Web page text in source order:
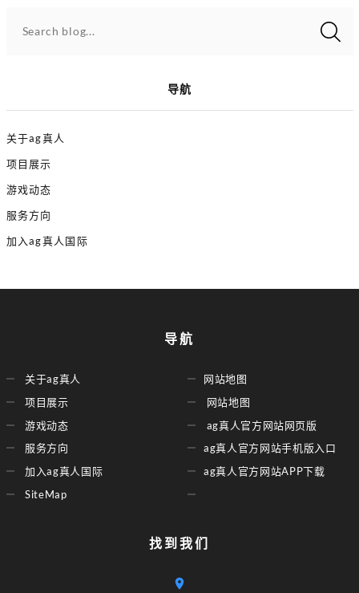
Search blog...
导航
关于ag真人
项目展示
游戏动态
服务方向
加入ag真人国际
导航
关于ag真人
项目展示
游戏动态
服务方向
加入ag真人国际
SiteMap
网站地图
网站地图
ag真人官方网站网页版
ag真人官方网站手机版入口
ag真人官方网站APP下载
找到我们